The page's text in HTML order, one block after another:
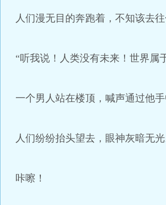
人们漫无目的奔跑着，不知该去往
“听我说！人类没有未来！世界属
一个男人站在楼顶，喊声通过他
人们纷纷抬头望去，眼神灰暗无光
咔嚓！